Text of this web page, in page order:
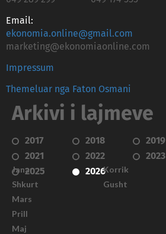
Email:
ekonomia.online@gmail.com
marketing@ekonomiaonline.com
Impressum
Themeluar nga Faton Osmani
Arkivi i lajmeve
2017 2018 2019
2021
2022 2023
2025
2026
Janar
Shkurt
Mars
Prill
Maj
Korrik
Gusht